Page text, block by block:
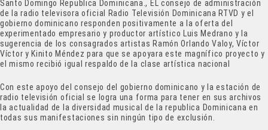
Santo Domingo Republica Dominicana., EL consejo de administración
de la radio televisora oficial Radio Televisión Dominicana RTVD y el
gobierno dominicano responden positivamente a la oferta del
experimentado empresario y productor artístico Luis Medrano y la
sugerencia de los consagrados artistas Ramón Orlando Valoy, Víctor
Víctor y Kinito Méndez para que se apoyara este magnífico proyecto y
el mismo recibió igual respaldo de la clase artística nacional
Con este apoyo del consejo del gobierno dominicano y la estación de
radio televisión oficial se logra una forma para tener en sus archivos
la actualidad de la diversidad musical de la republica Dominicana en
todas sus manifestaciones sin ningún tipo de exclusión.